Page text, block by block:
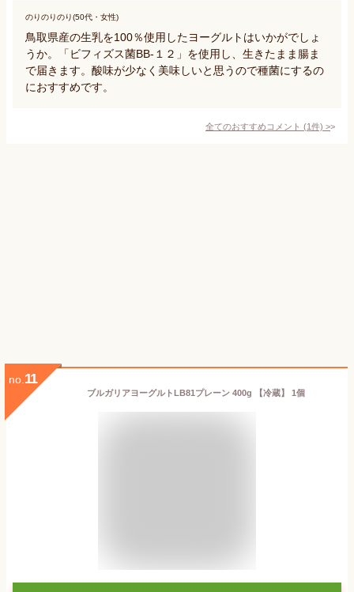
のりのりのり(50代・女性)
鳥取県産の生乳を100％使用したヨーグルトはいかがでしょ
うか。「ビフィズス菌BB-１２」を使用し、生きたまま腸ま
で届きます。酸味が少なく美味しいと思うので種菌にするの
におすすめです。
全てのおすすめコメント (1件) >
no. 11
ブルガリアヨーグルトLB81プレーン 400g 【冷蔵】 1個